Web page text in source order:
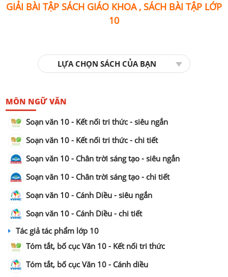
GIẢI BÀI TẬP SÁCH GIÁO KHOA , SÁCH BÀI TẬP LỚP
10
LỰA CHỌN SÁCH CỦA BẠN
MÔN NGỮ VĂN
Soạn văn 10 - Kết nối tri thức - siêu ngắn
Soạn văn 10 - Kết nối tri thức - chi tiết
Soạn văn 10 - Chân trời sáng tạo - siêu ngắn
Soạn văn 10 - Chân trời sáng tạo - chi tiết
Soạn văn 10 - Cánh Diều - siêu ngắn
Soạn văn 10 - Cánh Diều - chi tiết
Tác giả tác phẩm lớp 10
Tóm tắt, bố cục Văn 10 - Kết nối tri thức
Tóm tắt, bố cục Văn 10 - Cánh diều